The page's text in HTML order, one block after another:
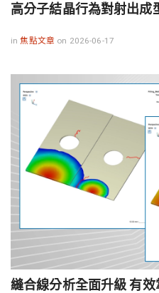
高分子結晶行為對射出成
in焦點文章 on 2026-06-17
縫合線分析全面升級 有